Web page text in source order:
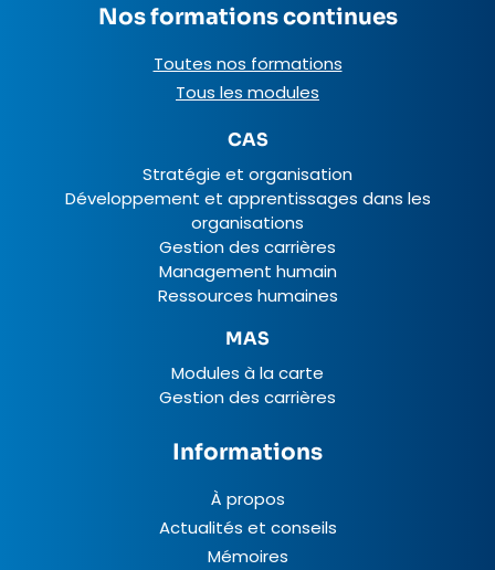
Nos formations continues
Toutes nos formations
Tous les modules
CAS
Stratégie et organisation
Développement et apprentissages dans les
organisations
Gestion des carrières
Management humain
Ressources humaines
MAS
Modules à la carte
Gestion des carrières
Informations
À propos
Actualités et conseils
Mémoires